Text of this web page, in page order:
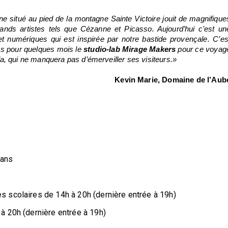
situé au pied de la montagne Sainte Victoire jouit de
artistes tels que Cézanne et Picasso. Aujourd’hui c’est
numériques qui est inspirée par notre bastide provençale.
pour quelques mois le studio-lab Mirage Makers pour ce
qui ne manquera pas d’émerveiller ses visiteurs.»
Kevin Marie, Domaine de
scolaires de 14h à 20h (dernière entrée à 19h)
20h (dernière entrée à 19h)